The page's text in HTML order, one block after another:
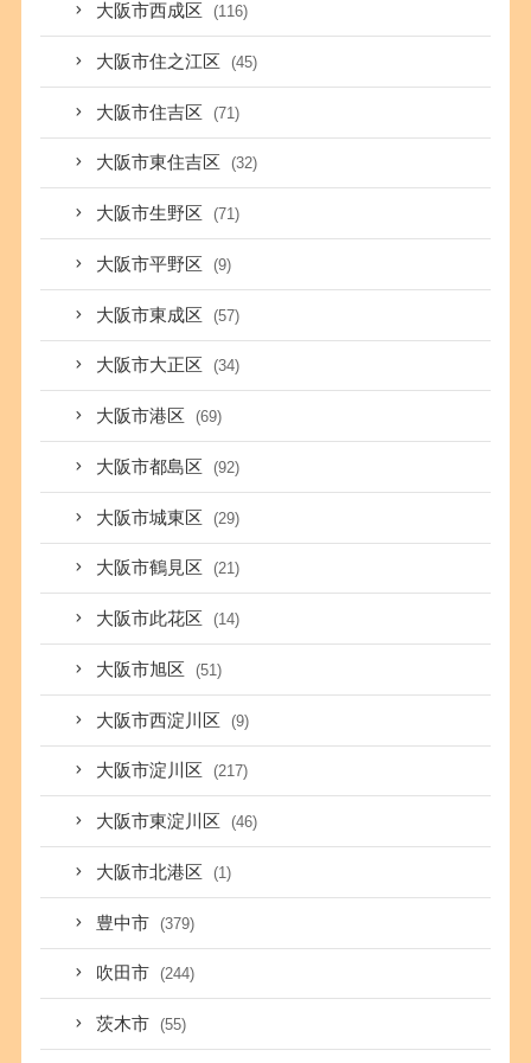
大阪市西成区 (116)
大阪市住之江区 (45)
大阪市住吉区 (71)
大阪市東住吉区 (32)
大阪市生野区 (71)
大阪市平野区 (9)
大阪市東成区 (57)
大阪市大正区 (34)
大阪市港区 (69)
大阪市都島区 (92)
大阪市城東区 (29)
大阪市鶴見区 (21)
大阪市此花区 (14)
大阪市旭区 (51)
大阪市西淀川区 (9)
大阪市淀川区 (217)
大阪市東淀川区 (46)
大阪市北港区 (1)
豊中市 (379)
吹田市 (244)
茨木市 (55)